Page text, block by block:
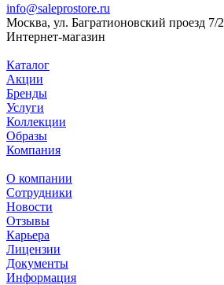
info@saleprostore.ru
Москва, ул. Багратионовский проезд 7/2
Интернет-магазин
Каталог
Акции
Бренды
Услуги
Коллекции
Образы
Компания
О компании
Сотрудники
Новости
Отзывы
Карьера
Лицензии
Документы
Информация